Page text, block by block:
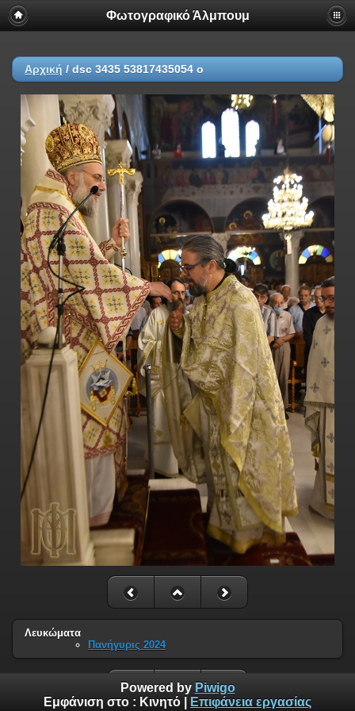
Φωτογραφικό Άλμπουμ
Αρχική / dsc 3435 53817435054 o
Λευκώματα
Πανήγυρις 2024
Powered by Piwigo
Εμφάνιση στο : Κινητό Επιφάνεια εργασίας